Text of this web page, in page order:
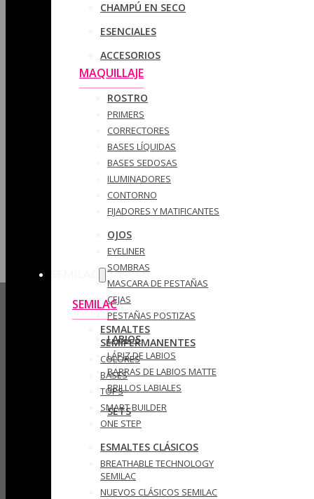
CHAMPÚ EN SECO
ESENCIALES
ACCESORIOS
MAQUILLAJE
ROSTRO
PRIMERS
CORRECTORES
BASES LÍQUIDAS
BASES SEDOSAS
ILUMINADORES
CONTORNO
FIJADORES Y MATIFICANTES
OJOS
EYELINER
SOMBRAS
MASCARA DE PESTAÑAS
CEJAS
PESTAÑAS POSTIZAS
LABIOS
LÁPIZ DE LABIOS
BARRAS DE LABIOS MATTE
BRILLOS LABIALES
SETS
SEMILAC
ESMALTES
SEMIPERMANENTES
COLORES
BASES
TOPS
SMART BUILDER
ONE STEP
ESMALTES CLÁSICOS
BREATHABLE TECHNOLOGY
SEMILAC
NUEVOS CLÁSICOS SEMILAC